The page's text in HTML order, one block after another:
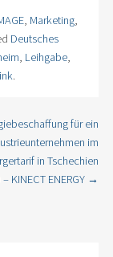
, Marketing,
Deutsches
, Leihgabe,
.
für ein
im
in Tschechien
KINECT ENERGY →